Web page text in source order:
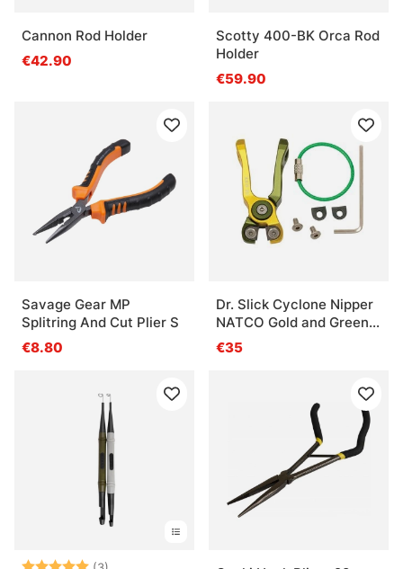
Cannon Rod Holder
€42.90
Scotty 400-BK Orca Rod
Holder
€59.90
Savage Gear MP
Splitring And Cut Plier S
€8.80
Dr. Slick Cyclone Nipper
NATCO Gold and Green
Aluminum Frame
€35
Arvio: 5.0 5:sta tähdestä